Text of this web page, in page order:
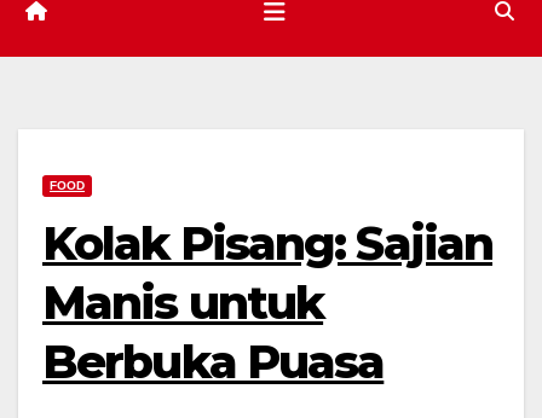
FOOD
Kolak Pisang: Sajian
Manis untuk
Berbuka Puasa